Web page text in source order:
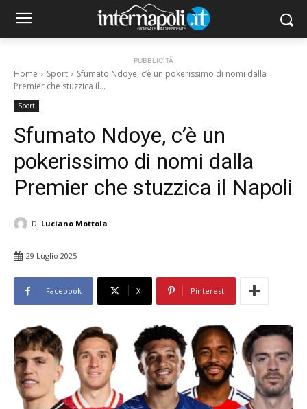
PUBBLICITÀ
Home Sport
Sfumato Ndoye, c’è un pokerissimo di nomi dalla
Premier che stuzzica il...
Sport
Sfumato Ndoye, c’è un
pokerissimo di nomi dalla
Premier che stuzzica il Napoli
Di Luciano Mottola
29 Luglio 2025
Facebook X Pinterest